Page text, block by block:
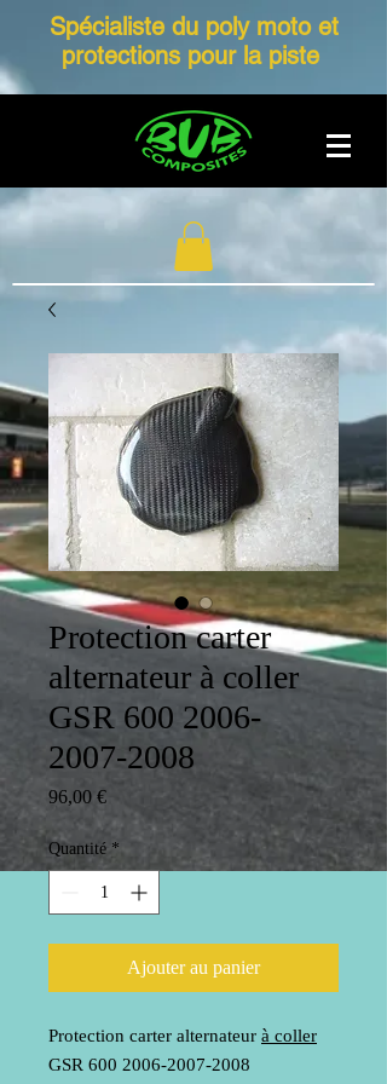
Spécialiste du poly moto et
protections pour la piste
Protection carter
alternateur à coller
GSR 600 2006-
2007-2008
96,00 €Prix
Quantité *
Ajouter au panier
Protection carter alternateur à coller
GSR 600 2006-2007-2008